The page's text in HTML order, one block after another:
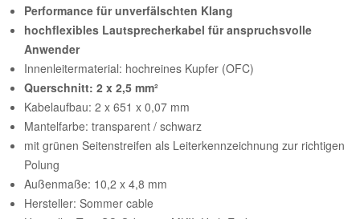
Performance für unverfälschten Klang
hochflexibles Lautsprecherkabel für anspruchsvolle
Anwender
Innenleitermaterial: hochreines Kupfer (OFC)
Querschnitt: 2 x 2,5 mm²
Kabelaufbau: 2 x 651 x 0,07 mm
Mantelfarbe: transparent / schwarz
mit grünen Seitenstreifen als Leiterkennzeichnung zur richtigen
Polung
Außenmaße: 10,2 x 4,8 mm
Hersteller: Sommer cable